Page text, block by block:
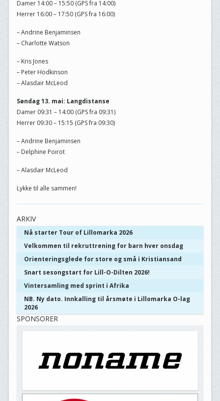
Damer 14:00 – 15:50 (GPS fra 14:00)
Herrer 16:00 – 17:50 (GPS fra 16:00)
– Andrine Benjaminsen
– Charlotte Watson
– Kris Jones
– Peter Hodkinson
– Alasdair McLeod
Søndag 13. mai: Langdistanse
Damer 09:31 – 14:00 (GPS fra 09:31)
Herrer 09:30 – 15:15 (GPS fra 09:30)
– Andrine Benjaminsen
– Delphine Poirot
– Alasdair McLeod
Lykke til alle sammen!
ARKIV
Nå starter Tour of Lillomarka 2026
Velkommen til rekruttrening for barn hver onsdag
Orienteringsglede for store og små i Kristiansand
Snart sesongstart for Lill-O-Dilten 2026!
Vintersamling med sprint i Afrika
NB. Ny dato. Innkalling til årsmøte i Lillomarka O-lag
2026
SPONSORER